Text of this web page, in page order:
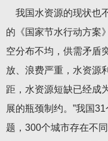
我国水资源的现状也
的《国家节水行动方案
空分布不均，供需矛盾
放、浪费严重，水资源
距，水资源短缺已经成
展的瓶颈制约。”我国
题，300个城市存在不